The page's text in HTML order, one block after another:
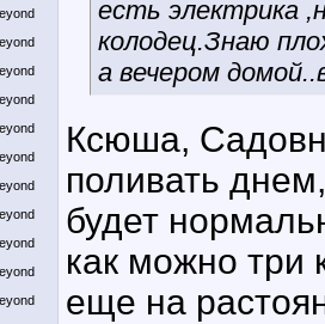
есть электрика
колодец.Знаю
а вечером
Ксюша,
поливать
будет
как можно три
еще на